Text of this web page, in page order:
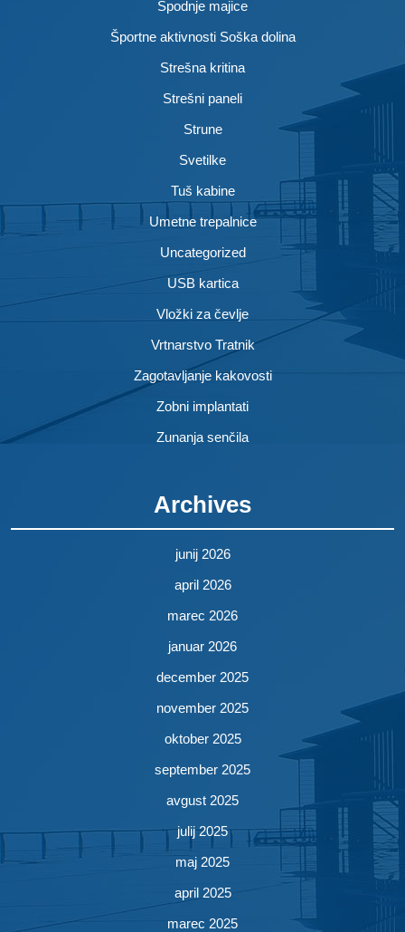
Spodnje majice
Športne aktivnosti Soška dolina
Strešna kritina
Strešni paneli
Strune
Svetilke
Tuš kabine
Umetne trepalnice
Uncategorized
USB kartica
Vložki za čevlje
Vrtnarstvo Tratnik
Zagotavljanje kakovosti
Zobni implantati
Zunanja senčila
Archives
junij 2026
april 2026
marec 2026
januar 2026
december 2025
november 2025
oktober 2025
september 2025
avgust 2025
julij 2025
maj 2025
april 2025
marec 2025